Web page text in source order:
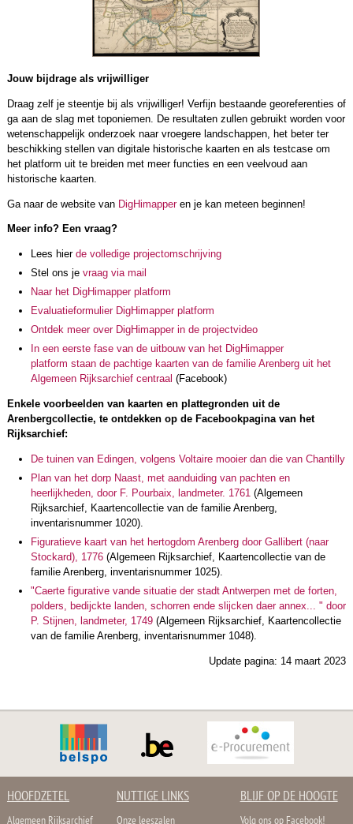
Jouw bijdrage als vrijwilliger
Draag zelf je steentje bij als vrijwilliger! Verfijn bestaande georeferenties of
ga aan de slag met toponiemen. De resultaten zullen gebruikt worden voor
wetenschappelijk onderzoek naar vroegere landschappen, het beter ter
beschikking stellen van digitale historische kaarten en als testcase om
het platform uit te breiden met meer functies en een veelvoud aan
historische kaarten.
Ga naar de website van DigHimapperen je kan meteen beginnen!
Meer info? Een vraag?
Lees hier de volledige projectomschrijving
Stel ons je vraag via mail
Naar het DigHimapper platform
Evaluatieformulier DigHimapper platform
Ontdek meer over DigHimapper in de projectvideo
In een eerste fase van de uitbouw van het DigHimapper
platform staan de pachtige kaarten van de familie Arenberg uit het
Algemeen Rijksarchief centraal (Facebook)
Enkele voorbeelden van kaarten en plattegronden uit de
Arenbergcollectie, te ontdekken op de Facebookpagina van het
Rijksarchief:
De tuinen van Edingen, volgens Voltaire mooier dan die van Chantilly
Plan van het dorp Naast, met aanduiding van pachten en
heerlijkheden, door F. Pourbaix, landmeter. 1761 (Algemeen
Rijksarchief, Kaartencollectie van de familie Arenberg,
inventarisnummer 1020).
Figuratieve kaart van het hertogdom Arenberg door Gallibert (naar
Stockard), 1776(Algemeen Rijksarchief, Kaartencollectie van de
familie Arenberg, inventarisnummer 1025).
"Caerte figurative vande situatie der stadt Antwerpen met de forten,
polders, bedijckte landen, schorren ende slijcken daer annex... " door
P. Stijnen, landmeter, 1749 (Algemeen Rijksarchief, Kaartencollectie
van de familie Arenberg, inventarisnummer 1048).
Update pagina: 14 maart 2023
HOOFDZETEL NUTTIGE LINKS BLIJF OP DE HOOGTE